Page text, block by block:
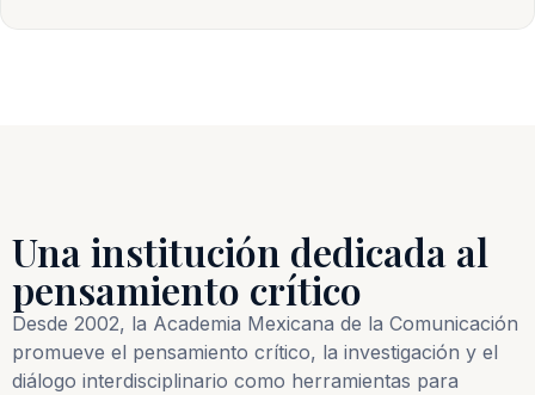
Una institución dedicada al
pensamiento crítico
Desde 2002, la Academia Mexicana de la Comunicación
promueve el pensamiento crítico, la investigación y el
diálogo interdisciplinario como herramientas para